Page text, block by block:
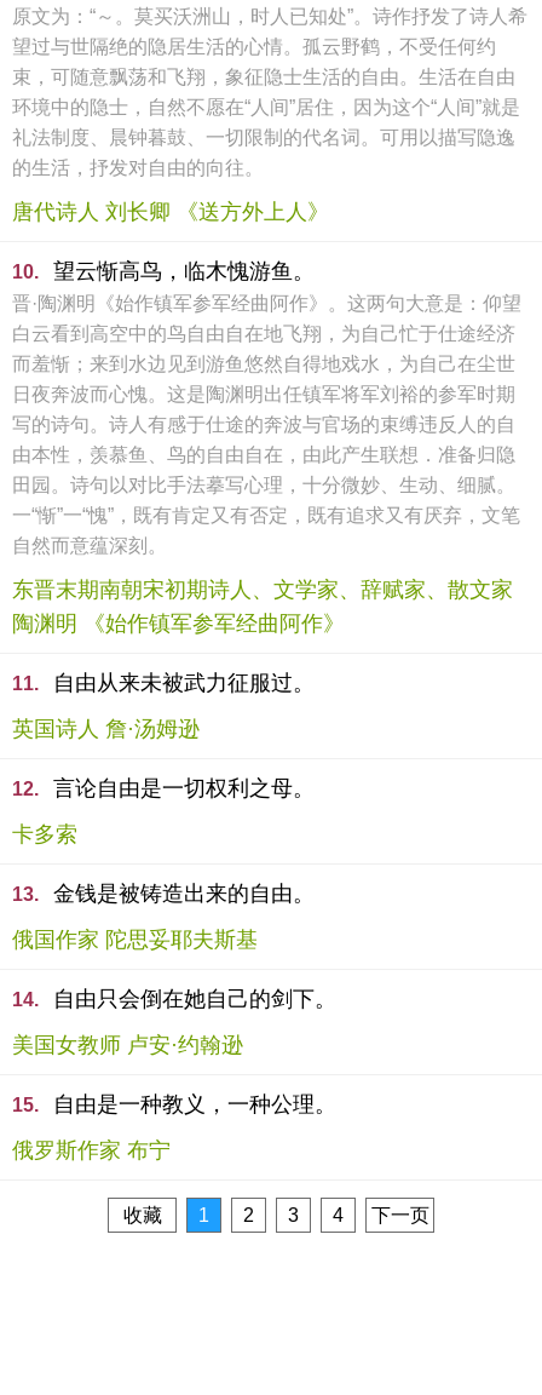
原文为：“～。莫买沃洲山，时人已知处”。诗作抒发了诗人希
望过与世隔绝的隐居生活的心情。孤云野鹤，不受任何约
束，可随意飘荡和飞翔，象征隐士生活的自由。生活在自由
环境中的隐士，自然不愿在“人间”居住，因为这个“人间”就是
礼法制度、晨钟暮鼓、一切限制的代名词。可用以描写隐逸
的生活，抒发对自由的向往。
唐代诗人 刘长卿 《送方外上人》
10. 望云惭高鸟，临木愧游鱼。
晋·陶渊明《始作镇军参军经曲阿作》。这两句大意是：仰望
白云看到高空中的鸟自由自在地飞翔，为自己忙于仕途经济
而羞惭；来到水边见到游鱼悠然自得地戏水，为自己在尘世
日夜奔波而心愧。这是陶渊明出任镇军将军刘裕的参军时期
写的诗句。诗人有感于仕途的奔波与官场的束缚违反人的自
由本性，羡慕鱼、鸟的自由自在，由此产生联想．准备归隐
田园。诗句以对比手法摹写心理，十分微妙、生动、细腻。
一“惭”一“愧”，既有肯定又有否定，既有追求又有厌弃，文笔
自然而意蕴深刻。
东晋末期南朝宋初期诗人、文学家、辞赋家、散文家
陶渊明 《始作镇军参军经曲阿作》
11.
自由从来未被武力征服过。
英国诗人 詹·汤姆逊
12.
言论自由是一切权利之母。
卡多索
13.
金钱是被铸造出来的自由。
俄国作家 陀思妥耶夫斯基
14.
自由只会倒在她自己的剑下。
美国女教师 卢安·约翰逊
15.
自由是一种教义，一种公理。
俄罗斯作家 布宁
收藏 1 2 3 4 下一页